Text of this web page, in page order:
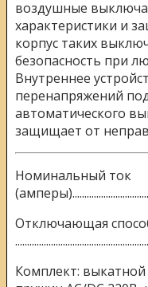
воздушные
характеристики и
корпус таких
безопасность при
Внутреннее
перенапряжений
автоматического
защищает от
Номинальный ток
Отключающая
Комплект: